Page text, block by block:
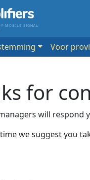
MOBILE SIGNAL
Voor
for
will respond
we suggest you